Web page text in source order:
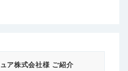
ア株式会社様 ご紹介